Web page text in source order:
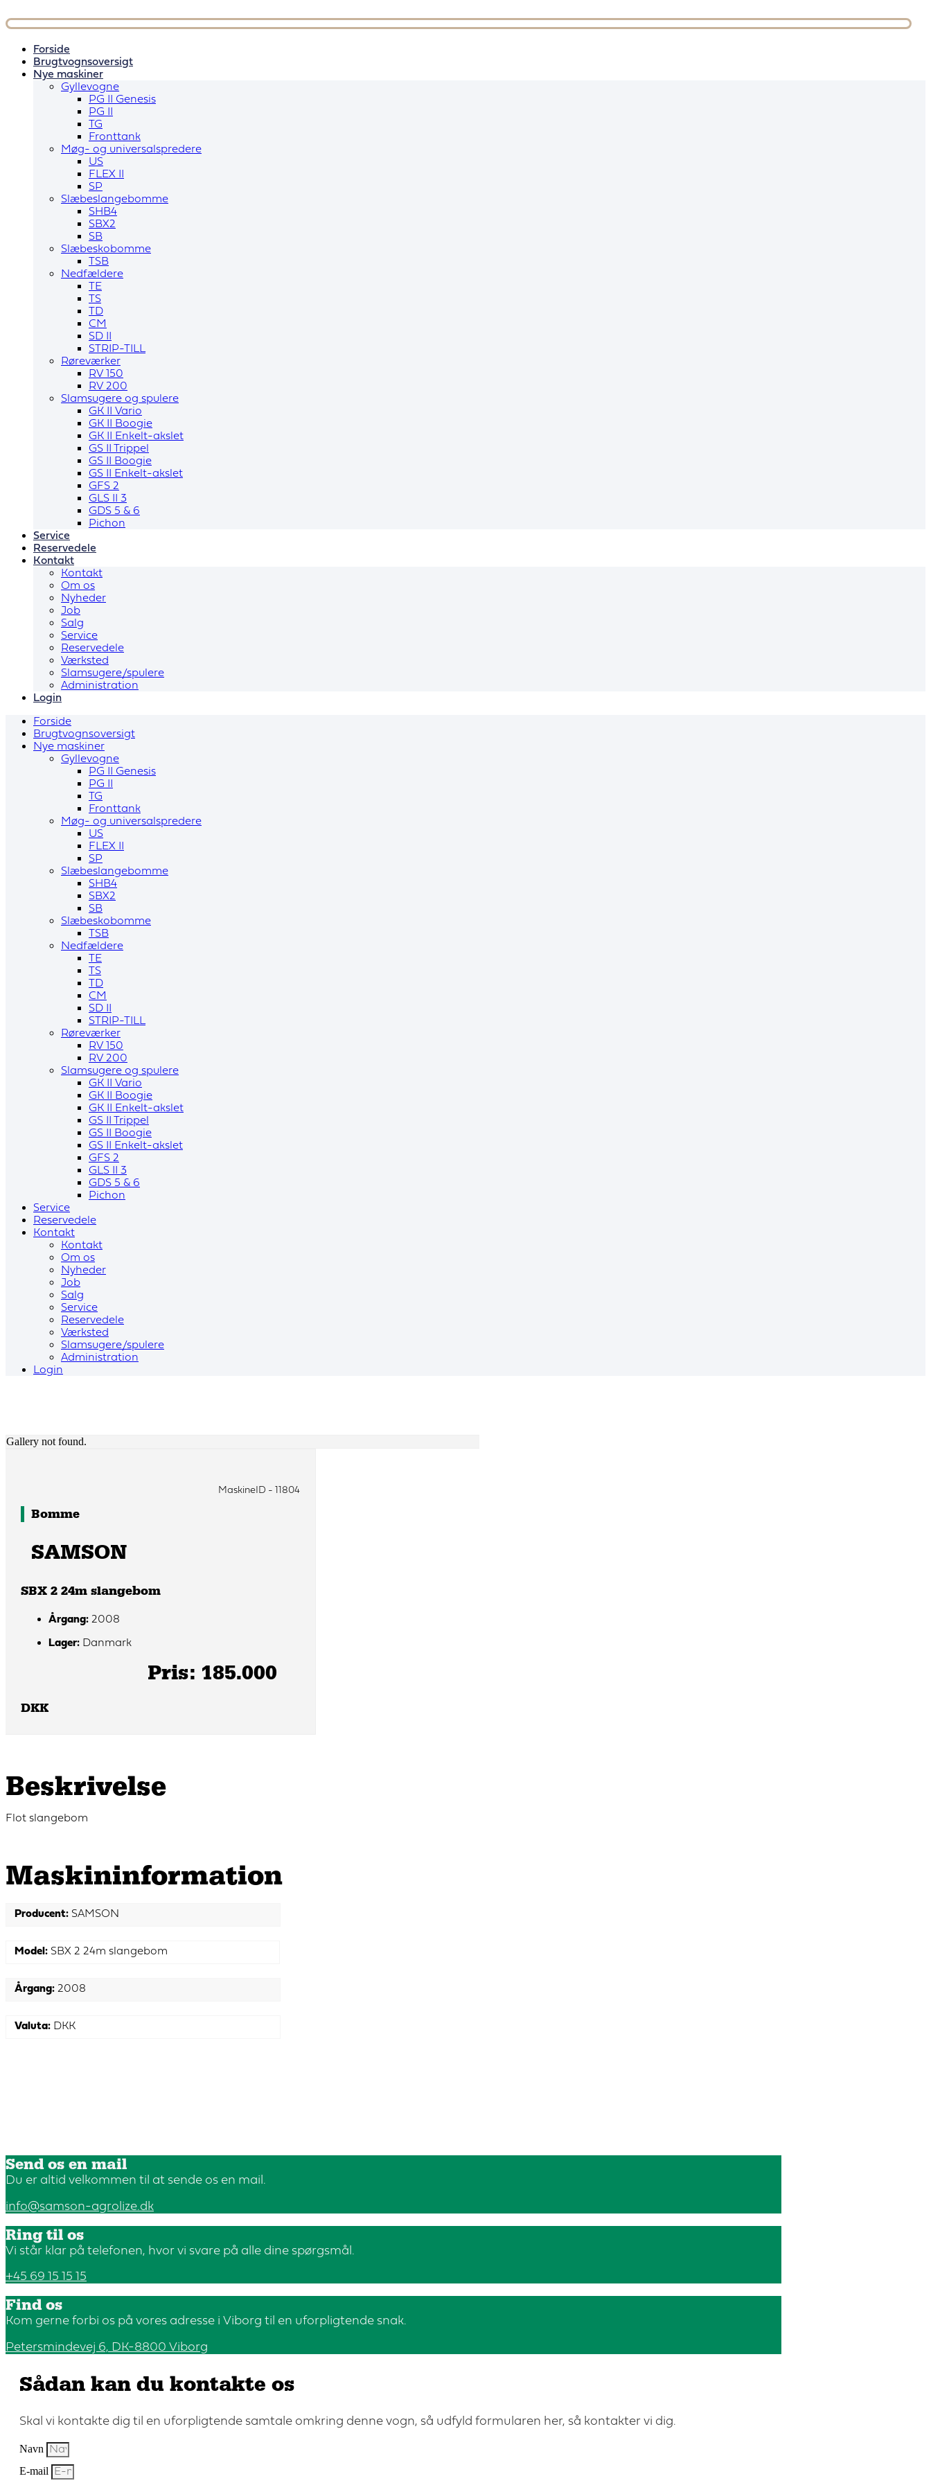
til
Forside
Brugtvognsoversigt
Nye maskiner
Gyllevogne
PG II Genesis
PG II
TG
Fronttank
Møg- og universalspredere
US
FLEX II
SP
Slæbeslangebomme
SHB4
SBX2
SB
Slæbeskobomme
TSB
Nedfældere
TE
TS
TD
CM
SD II
STRIP-TILL
Røreværker
RV 150
RV 200
Slamsugere og spulere
GK II Vario
GK II Boogie
GK II Enkelt-akslet
GS II Trippel
GS II Boogie
GS II Enkelt-akslet
GFS 2
GLS II 3
GDS 5 & 6
Pichon
Service
Reservedele
Kontakt
Kontakt
Om os
Nyheder
Job
Salg
Service
Reservedele
Værksted
Slamsugere/spulere
Administration
Login
Forside
Brugtvognsoversigt
Nye maskiner
Gyllevogne
PG II Genesis
PG II
TG
Fronttank
Møg- og universalspredere
US
FLEX II
SP
Slæbeslangebomme
SHB4
SBX2
SB
Slæbeskobomme
TSB
Nedfældere
TE
TS
TD
CM
SD II
STRIP-TILL
Røreværker
RV 150
RV 200
Slamsugere og spulere
GK II Vario
GK II Boogie
GK II Enkelt-akslet
GS II Trippel
GS II Boogie
GS II Enkelt-akslet
GFS 2
GLS II 3
GDS 5 & 6
Pichon
Service
Reservedele
Kontakt
Kontakt
Om os
Nyheder
Job
Salg
Service
Reservedele
Værksted
Slamsugere/spulere
Administration
Login
Gallery not found.
MaskineID - 11804
Bomme
SAMSON
SBX 2 24m slangebom
Årgang: 2008
Lager: Danmark
Pris: 185.000
DKK
Beskrivelse
Flot slangebom
Maskin­information
Producent: SAMSON
Model: SBX 2 24m slangebom
Årgang: 2008
Valuta: DKK
Send os en mail
Du er altid velkommen til at sende os en mail.
info@samson-agrolize.dk
Ring til os
Vi står klar på telefonen, hvor vi svare på alle dine spørgsmål.
+45 69 15 15 15
Find os
Kom gerne forbi os på vores adresse i Viborg til en uforpligtende snak.
Petersmindevej 6, DK-8800 Viborg
Sådan kan du kontakte os
Skal vi kontakte dig til en uforpligtende samtale omkring denne vogn, så udfyld formularen her, så kontakter vi dig.
Navn
E-mail